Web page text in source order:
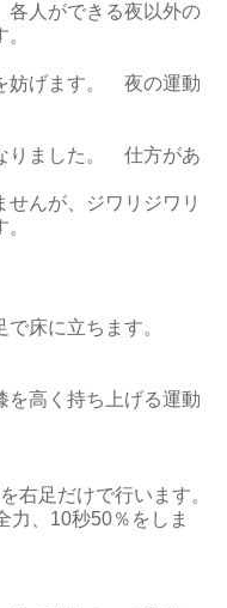
各人ができる夜以外の
。
妨げます。 夜の運動
りました。 仕方があ
んが、ジワリジワリ
床に立ちます。
を高く持ち上げる運動
右足だけで行います。
力、10秒50％をしま